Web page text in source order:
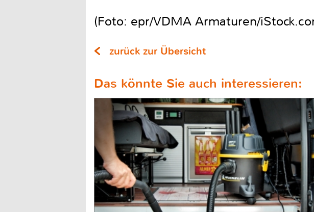
(Foto: epr/VDMA Armaturen/
zurück zur Übersicht
Das könnte Sie auch interessieren: